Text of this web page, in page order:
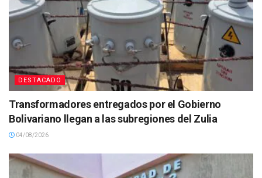
DESTACADO
Transformadores entregados por el Gobierno
Bolivariano llegan a las subregiones del Zulia
04/08/2026